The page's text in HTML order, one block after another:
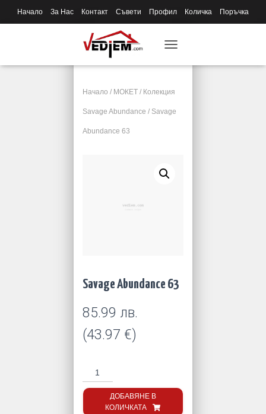
Начало За Нас Контакт Съвети Профил Количка Поръчка
O
E
Начало / МОКЕТ / Колекция
Savage Abundance / Savage
Abundance 63
Savage Abundance 63
85.99 лв.
(43.97 €)
количество
за
Savage
Abundance
ДОБАВЯНЕ В
КОЛИЧКАТА